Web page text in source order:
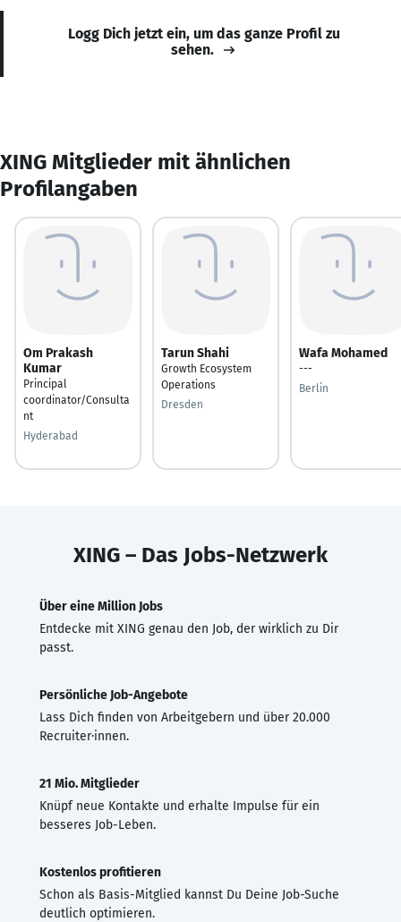
Logg Dich jetzt ein, um das ganze Profil zu
sehen.
XING Mitglieder mit ähnlichen
Profilangaben
Om Prakash
Kumar
Principal
coordinator/Consulta
nt
Hyderabad
Tarun Shahi
Growth Ecosystem
Operations
Dresden
Wafa Mohamed
---
Berlin
XING – Das Jobs-Netzwerk
Über eine Million Jobs
Entdecke mit XING genau den Job, der wirklich zu Dir
passt.
Persönliche Job-Angebote
Lass Dich finden von Arbeitgebern und über 20.000
Recruiter·innen.
21 Mio. Mitglieder
Knüpf neue Kontakte und erhalte Impulse für ein
besseres Job-Leben.
Kostenlos profitieren
Schon als Basis-Mitglied kannst Du Deine Job-Suche
deutlich optimieren.